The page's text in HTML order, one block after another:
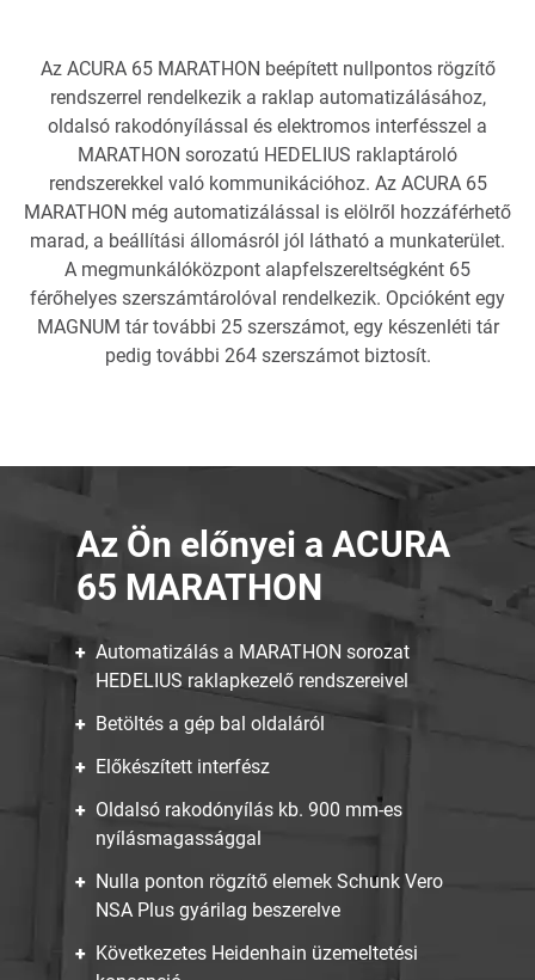
Az ACURA 65 MARATHON beépített nullpontos rögzítő
rendszerrel rendelkezik a raklap automatizálásához,
oldalsó rakodónyílással és elektromos interfésszel a
MARATHON sorozatú HEDELIUS raklaptároló
rendszerekkel való kommunikációhoz. Az ACURA 65
MARATHON még automatizálással is elölről hozzáférhető
marad, a beállítási állomásról jól látható a munkaterület.
A megmunkálóközpont alapfelszereltségként 65
férőhelyes szerszámtárolóval rendelkezik. Opcióként egy
MAGNUM tár további 25 szerszámot, egy készenléti tár
pedig további 264 szerszámot biztosít.
Az Ön előnyei a ACURA
65 MARATHON
Automatizálás a MARATHON sorozat
HEDELIUS raklapkezelő rendszereivel
Betöltés a gép bal oldaláról
Előkészített interfész
Oldalsó rakodónyílás kb. 900 mm-es
nyílásmagassággal
Nulla ponton rögzítő elemek Schunk Vero
NSA Plus gyárilag beszerelve
Következetes Heidenhain üzemeltetési